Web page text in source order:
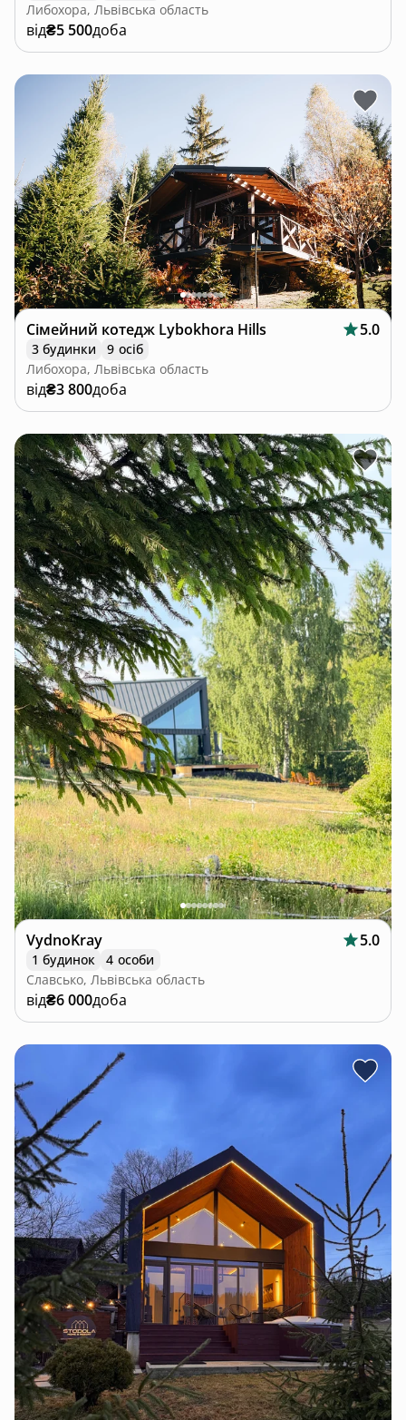
Либохора, Львівська область
від₴5 500доба
Сімейний котедж Lybokhora Hills 5.0
3 будинки
9 осіб
Либохора, Львівська область
від₴3 800доба
VydnoKray 5.0
1 будинок
4 особи
Славсько, Львівська область
від₴6 000доба